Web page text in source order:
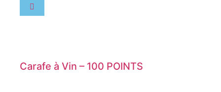
Carafe à Vin – 100 POINTS